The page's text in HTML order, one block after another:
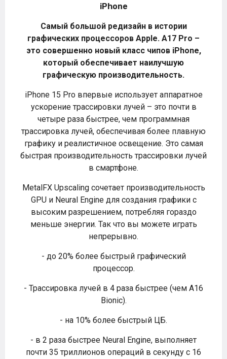
iPhone
Самый большой редизайн в истории
графических процессоров Apple. A17 Pro –
это совершенно новый класс чипов iPhone,
который обеспечивает наилучшую
графическую производительность.
iPhone 15 Pro впервые использует аппаратное
ускорение трассировки лучей – это почти в
четыре раза быстрее, чем программная
трассировка лучей, обеспечивая более плавную
графику и реалистичное освещение. Это самая
быстрая производительность трассировки лучей
в смартфоне.
MetalFX Upscaling сочетает производительность
GPU и Neural Engine для создания графики с
высоким разрешением, потребляя гораздо
меньше энергии. Так что вы можете играть
непрерывно.
- до 20% более быстрый графический
процессор.
- Трассировка лучей в 4 раза быстрее (чем A16
Bionic).
- на 10% более быстрый ЦБ.
- в 2 раза быстрее Neural Engine, выполняет
почти 35 триллионов операций в секунду с 16